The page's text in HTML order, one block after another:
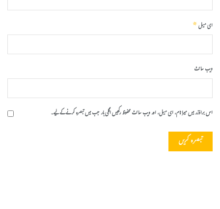
ای میل*
ویب‌ سائٹ
اس براؤزر میں میرا نام، ای میل، اور ویب سائٹ محفوظ رکھیں اگلی بار جب میں تبصرہ کرنے کےلیے۔